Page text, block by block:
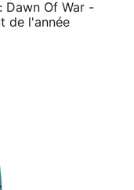
Dawn Of War -
de l'année